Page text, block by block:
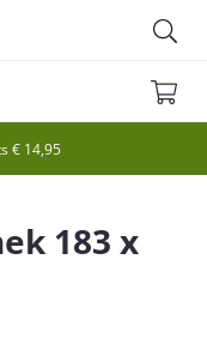
€ 14,95
183 x